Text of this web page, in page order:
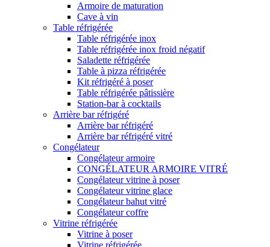
Armoire de maturation
Cave à vin
Table réfrigérée
Table réfrigérée inox
Table réfrigérée inox froid négatif
Saladette réfrigérée
Table à pizza réfrigérée
Kit réfrigéré à poser
Table réfrigérée pâtissière
Station-bar à cocktails
Arrière bar réfrigéré
Arrière bar réfrigéré
Arrière bar réfrigéré vitré
Congélateur
Congélateur armoire
CONGÉLATEUR ARMOIRE VITRÉ
Congélateur vitrine à poser
Congélateur vitrine glace
Congélateur bahut vitré
Congélateur coffre
Vitrine réfrigérée
Vitrine à poser